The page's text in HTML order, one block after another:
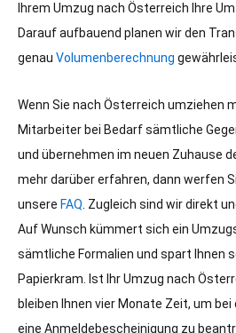
Ihrem Umzug nach Österreich Ihre
Darauf aufbauend planen wir den
genau Volumenberechnung
Wenn Sie nach Österreich umziehen
Mitarbeiter bei Bedarf sämtliche
und übernehmen im neuen Zuhause
mehr darüber erfahren, dann werfen
unsere FAQ . Zugleich sind wir direkt
Auf Wunsch kümmert sich ein
sämtliche Formalien und spart Ihnen
Papierkram. Ist IhrUmzug nach
bleiben Ihnen vier Monate Zeit, um
eine Anmeldebescheinigung zu